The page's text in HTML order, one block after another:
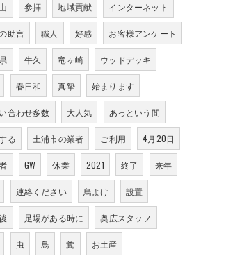
参拝 地域貢献 インターネット
助言 職人 好感 お客様アンケート
牛久 竜ヶ崎 ウッドデッキ
春日和 真摯 始まります
合わせ多数 大人気 あっという間
る 土浦市の業者 ご利用 4月20日
GW 休業 2021 終了 来年
連絡ください 鳥よけ 設置
足場がある時に 奥広スタッフ
虫 鳥 糞 お土産